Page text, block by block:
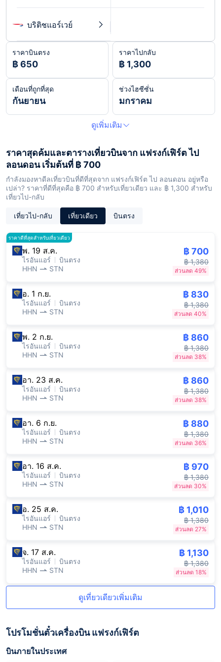
บริติชแอร์เวย์
ราคาบินตรง
฿ 650
ราคาไปกลับ
฿ 1,300
เดือนที่ถูกที่สุด
กันยายน
ช่วงไฮซีซั่น
มกราคม
ดูเพิ่มเติม
ราคาสุดค้มและตารางเที่ยวบินจาก แฟรงก์เฟิร์ต ไป
ลอนดอน เริ่มต้นที่ ฿ 700
กำลังมองหาดีลเที่ยวบินที่ดีที่สุดจาก แฟรงก์เฟิร์ต ไป ลอนดอน อยู่หรือ
เปล่า? ราคาที่ดีที่สุดคือ ฿ 700 สำหรับเที่ยวเดียว และ ฿ 1,300 สำหรับ
เที่ยวไป-กลับ
เที่ยวไป-กลับ เที่ยวเดียว บินตรง
ราคาดีที่สุดสำหรับเที่ยวเดียว
พ. 19 ส.ค.
ไรอันแอร์
บินตรง
HHN
STN
฿ 700
฿ 1,380
ส่วนลด 49%
อ. 1 ก.ย.
ไรอันแอร์
บินตรง
HHN
STN
฿ 830
฿ 1,380
ส่วนลด 40%
พ. 2 ก.ย.
ไรอันแอร์
บินตรง
HHN
STN
฿ 860
฿ 1,380
ส่วนลด 38%
อา. 23 ส.ค.
ไรอันแอร์
บินตรง
HHN
STN
฿ 860
฿ 1,380
ส่วนลด 38%
อา. 6 ก.ย.
ไรอันแอร์
บินตรง
HHN
STN
฿ 880
฿ 1,380
ส่วนลด 36%
อา. 16 ส.ค.
ไรอันแอร์
บินตรง
HHN
STN
฿ 970
฿ 1,380
ส่วนลด 30%
อ. 25 ส.ค.
ไรอันแอร์
บินตรง
HHN
STN
฿ 1,010
฿ 1,380
ส่วนลด 27%
จ. 17 ส.ค.
ไรอันแอร์
บินตรง
HHN
STN
฿ 1,130
฿ 1,380
ส่วนลด 18%
ดูเที่ยวเดียวเพิ่มเติม
โปรโมชั่นตั๋วเครื่องบิน แฟรงก์เฟิร์ต
บินภายในประเทศ